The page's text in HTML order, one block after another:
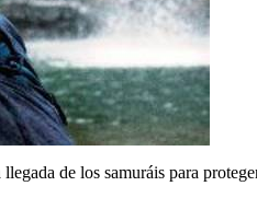
de los samuráis para